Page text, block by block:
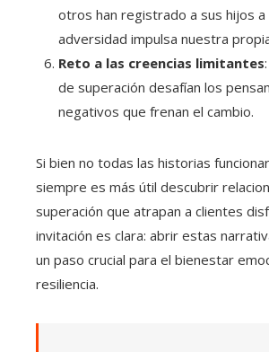
otros han registrado a sus hijos a
adversidad impulsa nuestra
Reto a las creencias limitantes
de superación desafían los
negativos que frenan el cambio.
Si bien no todas las historias
siempre es más útil descubrir
superación que atrapan a clientes
invitación es clara: abrir estas
un paso crucial para el bienestar
resiliencia.